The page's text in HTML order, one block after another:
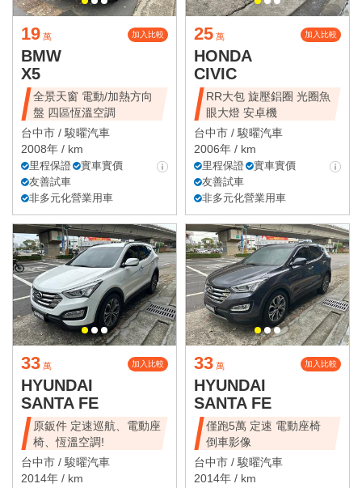
19 萬 加入比較
BMW
X5
全景天窗 電動/加熱方向
盤 四區恆溫空調
台中市 /駿曜汽車
2008年 / km
里程保證
實車實價
友善試車
非多元化營業用車
25 萬 加入比較
HONDA
CIVIC
RR大包 旋壓鋁圈 光圈魚
眼大燈 安卓機
台中市 /駿曜汽車
2006年 / km
里程保證
實車實價
友善試車
非多元化營業用車
33 萬 加入比較
HYUNDAI
SANTA FE
原鈑件 定速巡航、電動座
椅、恆溫空調!
台中市 /駿曜汽車
2014年 / km
33 萬 加入比較
HYUNDAI
SANTA FE
僅跑5萬 定速 電動座椅
倒車影像
台中市 /駿曜汽車
2014年 / km